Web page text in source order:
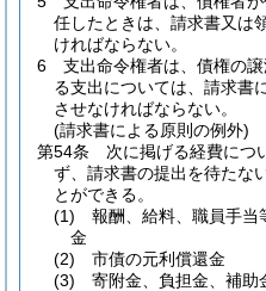
任したときは、請求書又は
ければならない。
6
支出命令権者は、債権の
る支出については、請求書
させなければならない。
(請求書による原則の例外)
第54条
次に掲げる経費につ
ず、請求書の提出を待たな
とができる。
(1)
報酬、給料、職員手当
金
(2)
市債の元利償還金
(3)
寄附金、負担金、補助